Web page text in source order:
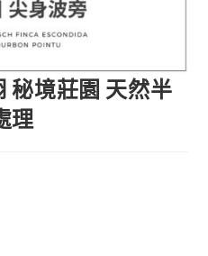
秘境莊園 天然半
理